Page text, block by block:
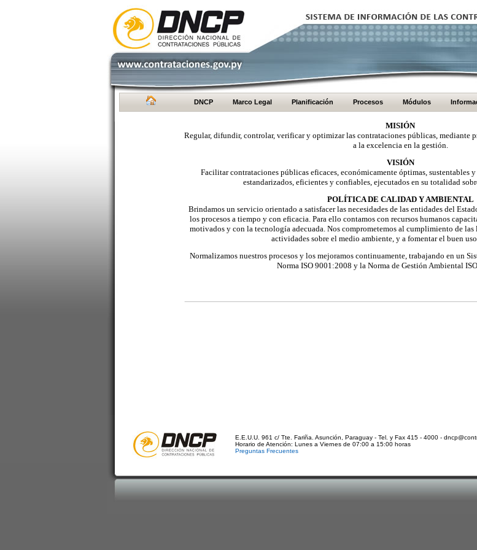
DNCP Marco Legal Planificación Procesos Módulos
MISIÓN
Regular, difundir, controlar, verificar y optimizar las contrataciones públicas, mediante
a la excelencia en la gestión.
VISIÓN
Facilitar contrataciones públicas eficaces, económicamente óptimas, sustentables
estandarizados, eficientes y confiables, ejecutados en su totalidad
POLÍTICA DE CALIDAD Y AMBIENTAL
Brindamos un servicio orientado a satisfacer las necesidades de las entidades del
los procesos a tiempo y con eficacia. Para ello contamos con recursos humanos
motivados y con la tecnología adecuada. Nos comprometemos al cumplimiento de
actividades sobre el medio ambiente, y a fomentar el buen
Normalizamos nuestros procesos y los mejoramos continuamente, trabajando en un
Norma ISO 9001:2008 y la Norma de Gestión Ambiental
E.E.U.U. 961 c/ Tte. Fariña. Asunción, Paraguay - Tel. y Fax 415 - 4000 -
Horario de Atención: Lunes a Viernes de 07:00 a 15:00 horas
Preguntas Frecuentes